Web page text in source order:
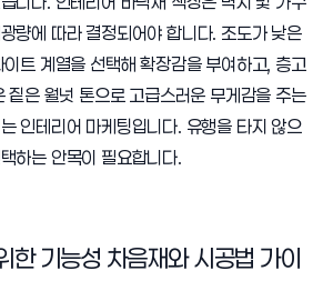
량에 따라 결정되어야 합니다. 조도가 낮은
트 계열을 선택해 확장감을 부여하고, 층고
짙은 월넛 톤으로 고급스러운 무게감을 주는
인테리어 마케팅입니다. 유행을 타지 않으
하는 안목이 필요합니다.
한 기능성 차음재와 시공법 가이